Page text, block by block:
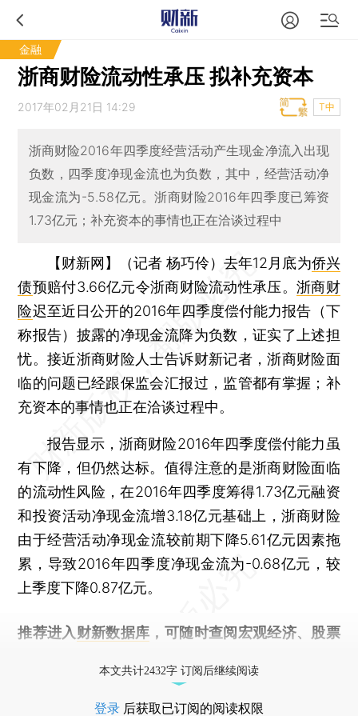
金融
浙商财险流动性承压 拟补充资本
2017年02月21日 14:29 T中
浙商财险2016年四季度经营活动产生现金净流入出现
负数，四季度净现金流也为负数，其中，经营活动净
现金流为-5.58亿元。浙商财险2016年四季度已筹资
1.73亿元；补充资本的事情也正在洽谈过程中
【财新网】（记者 杨巧伶）去年12月底为侨兴
债预赔付3.66亿元令浙商财险流动性承压。 浙商财
险迟至近日公开的2016年四季度偿付能力报告（下
称报告）披露的净现金流降为负数，证实了上述担
忧。接近浙商财险人士告诉财新记者，浙商财险面
临的问题已经跟保监会汇报过，监管都有掌握；补
充资本的事情也正在洽谈过程中。
报告显示，浙商财险2016年四季度偿付能力虽
有下降，但仍然达标。值得注意的是浙商财险面临
的流动性风险，在2016年四季度筹得1.73亿元融资
和投资活动净现金流增3.18亿元基础上，浙商财险
由于经营活动净现金流较前期下降5.61亿元因素拖
累，导致2016年四季度净现金流为-0.68亿元，较
上季度下降0.87亿元。
推荐进入 财新数据库 ，可随时查阅宏观经济、股票
本文共计2432字 订阅后继续阅读
登录 后获取已订阅的阅读权限